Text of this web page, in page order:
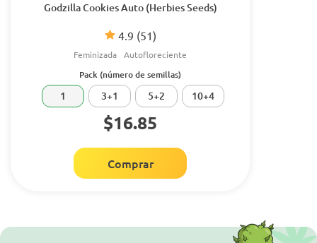
Godzilla Cookies Auto (Herbies Seeds)
4.9 (51)
Feminizada Autofloreciente
Pack (número de semillas)
1 3+1 5+2 10+4
$16.85
Comprar